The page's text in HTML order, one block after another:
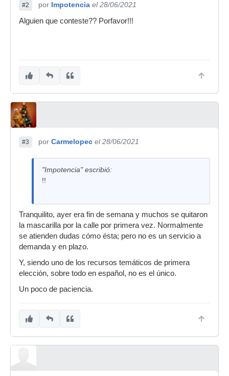
#2 por Impotencia el 28/06/2021
Alguien que conteste?? Porfavor!!!
#3 por Carmelopec el 28/06/2021
"Impotencia" escribió:
!!
Tranquilito, ayer era fin de semana y muchos se quitaron
la mascarilla por la calle por primera vez. Normalmente
se atienden dudas cómo ésta; pero no es un servicio a
demanda y en plazo.
Y, siendo uno de los recursos temáticos de primera
elección, sobre todo en español, no es el único.
Un poco de paciencia.